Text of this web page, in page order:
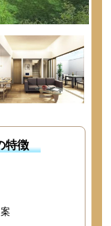
特徴